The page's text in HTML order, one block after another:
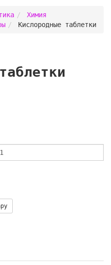
Химия
Кислородные таблетки